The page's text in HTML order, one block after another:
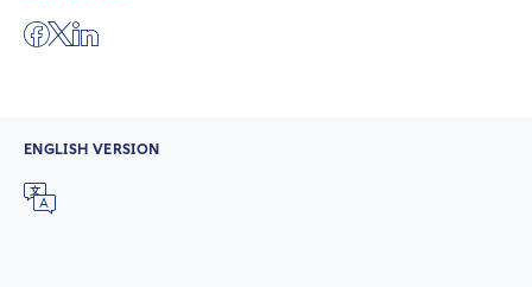
ENGLISH VERSION